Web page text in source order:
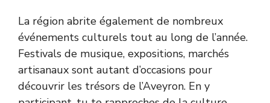
La région abrite également de nombreux
événements culturels tout au long de l’année.
Festivals de musique, expositions, marchés
artisanaux sont autant d’occasions pour
découvrir les trésors de l’Aveyron. En y